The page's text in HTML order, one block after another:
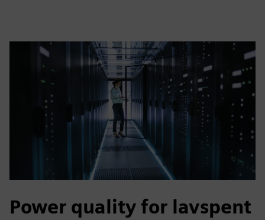
Power quality for lavspent